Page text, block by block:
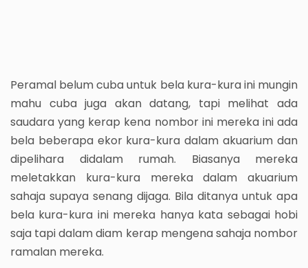
Peramal belum cuba untuk bela kura-kura ini mungin
mahu cuba juga akan datang, tapi melihat ada
saudara yang kerap kena nombor ini mereka ini ada
bela beberapa ekor kura-kura dalam akuarium dan
dipelihara didalam rumah. Biasanya mereka
meletakkan kura-kura mereka dalam akuarium
sahaja supaya senang dijaga. Bila ditanya untuk apa
bela kura-kura ini mereka hanya kata sebagai hobi
saja tapi dalam diam kerap mengena sahaja nombor
ramalan mereka.